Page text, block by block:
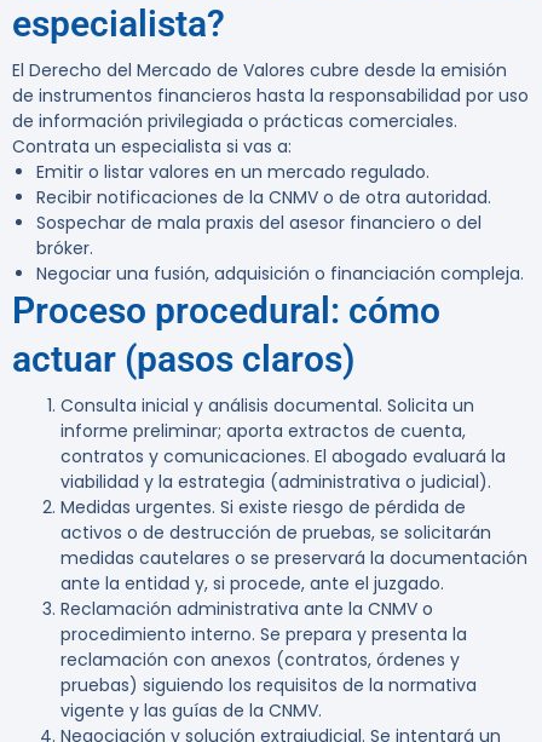
especialista?
El Derecho del Mercado de Valores cubre desde la emisión
de instrumentos financieros hasta la responsabilidad por uso
de información privilegiada o prácticas comerciales.
Contrata un especialista si vas a:
Emitir o listar valores en un mercado regulado.
Recibir notificaciones de la CNMV o de otra autoridad.
Sospechar de mala praxis del asesor financiero o del
bróker.
Negociar una fusión, adquisición o financiación compleja.
Proceso procedural: cómo
actuar (pasos claros)
Consulta inicial y análisis documental. Solicita un
informe preliminar; aporta extractos de cuenta,
contratos y comunicaciones. El abogado evaluará la
viabilidad y la estrategia (administrativa o judicial).
Medidas urgentes. Si existe riesgo de pérdida de
activos o de destrucción de pruebas, se solicitarán
medidas cautelares o se preservará la documentación
ante la entidad y, si procede, ante el juzgado.
Reclamación administrativa ante la CNMV o
procedimiento interno. Se prepara y presenta la
reclamación con anexos (contratos, órdenes y
pruebas) siguiendo los requisitos de la normativa
vigente y las guías de la CNMV.
Negociación y solución extrajudicial. Se intentará un